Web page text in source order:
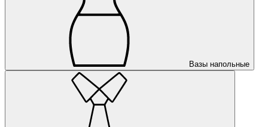
Вазы напольные